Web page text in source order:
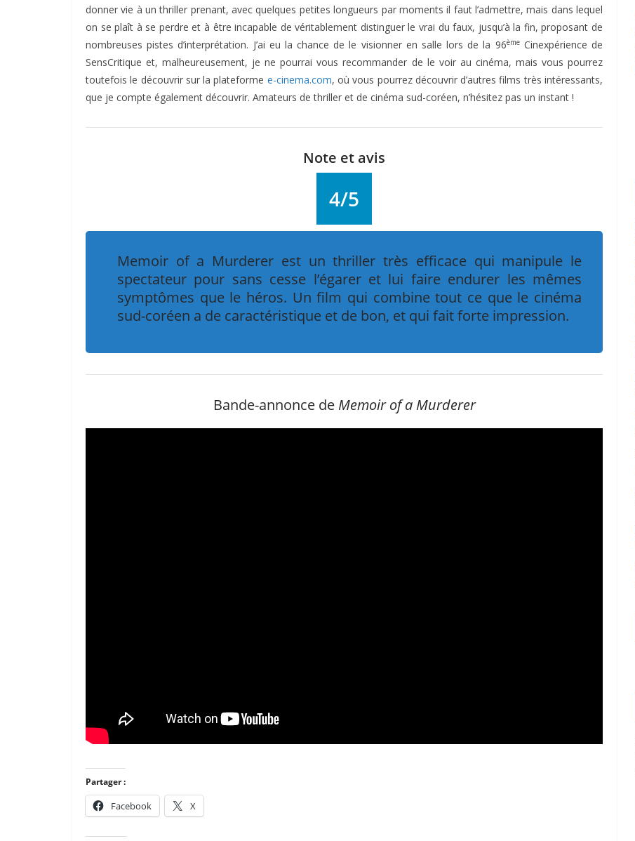
donner vie à un thriller prenant, avec quelques petites longueurs par moments il faut l’admettre, mais dans lequel
on se plaît à se perdre et à être incapable de véritablement distinguer le vrai du faux, jusqu’à la fin, proposant de
nombreuses pistes d’interprétation. J’ai eu la chance de le visionner en salle lors de la 96èmeCinexpérience de
SensCritique et, malheureusement, je ne pourrai vous recommander de le voir au cinéma, mais vous pourrez
toutefois le découvrir sur la plateforme e-cinema.com, où vous pourrez découvrir d’autres films très intéressants,
que je compte également découvrir. Amateurs de thriller et de cinéma sud-coréen, n’hésitez pas un instant !
Note et avis
4/5
Memoir of a Murderer est un thriller très efficace qui manipule le
spectateur pour sans cesse l’égarer et lui faire endurer les mêmes
symptômes que le héros. Un film qui combine tout ce que le cinéma
sud-coréen a de caractéristique et de bon, et qui fait forte impression.
Bande-annonce deMemoir of a Murderer
Partager :
Facebook X